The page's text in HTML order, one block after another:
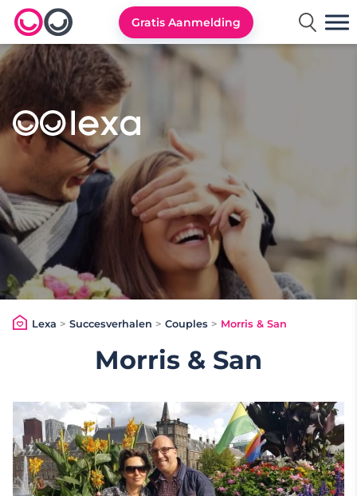
Lexa logo
Gratis Aanmelding
Lexa > Succesverhalen > Couples > Morris & San
Morris & San